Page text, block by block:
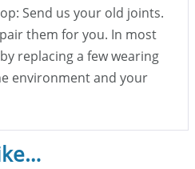
Send us your old joints.
them for you. In most
replacing a few wearing
environment and your